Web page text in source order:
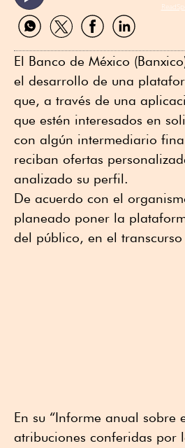
Compartir
por
Compartir
por
Compartir
por
Compartir
por
El Banco de México
el desarrollo de una
que, a través de una
que estén interesados en
con algún intermediario
reciban ofertas
analizado su perfil.
De acuerdo con el
planeado poner la
del público, en el
En su “Informe anual sobre
atribuciones conferidas por